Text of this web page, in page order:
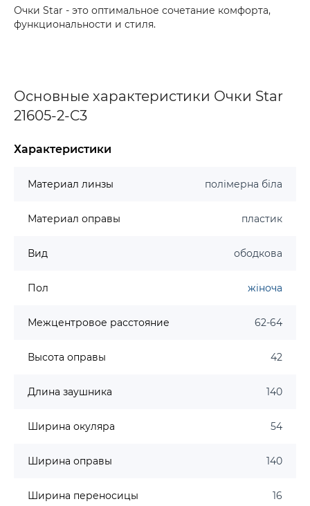
Очки Star - это оптимальное сочетание комфорта,
функциональности и стиля.
Основные характеристики Очки Star
21605-2-C3
Характеристики
Материал линзы полімерна біла
Материал оправы пластик
Вид ободкова
Пол жіноча
Межцентровое расстояние 62-64
Высота оправы 42
Длина заушника 140
Ширина окуляра 54
Ширина оправы 140
Ширина переносицы 16